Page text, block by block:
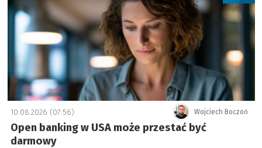
Wojciech Boczoń
10.08.2026 (07:56)
Open banking w USA może przestać być
darmowy